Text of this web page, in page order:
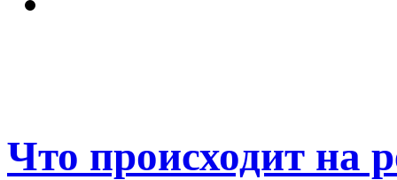
Что происходит на